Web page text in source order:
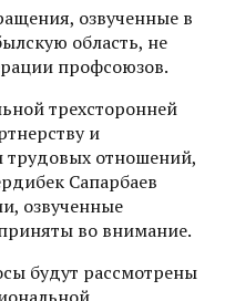
озвученные в
область, не
профсоюзов.
трехсторонней
и
трудовых отношений,
Сапарбаев
озвученные
во внимание.
будут рассмотрены